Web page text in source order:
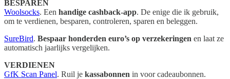
BESPAREN
Woolsocks. Een handige cashback-app. De enige die ik gebruik,
om te verdienen, besparen, controleren, sparen en beleggen.
SureBird. Bespaar honderden euro’s op verzekeringen en laat ze
automatisch jaarlijks vergelijken.
VERDIENEN
GfK Scan Panel. Ruil je kassabonnen in voor cadeaubonnen.